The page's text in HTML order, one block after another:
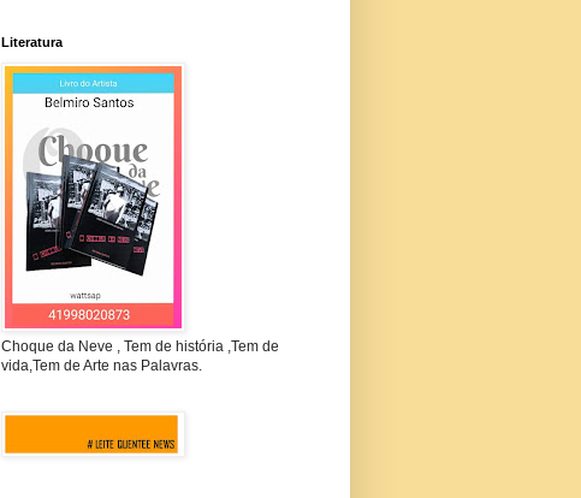
Literatura
Choque da Neve , Tem de história ,Tem de
vida,Tem de Arte nas Palavras.